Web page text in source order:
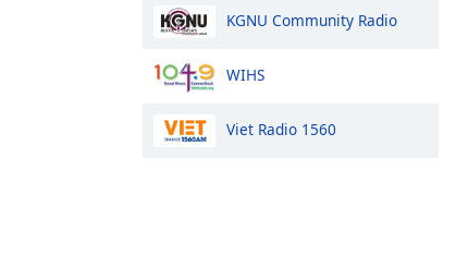
KGNU Community Radio
WIHS
Viet Radio 1560